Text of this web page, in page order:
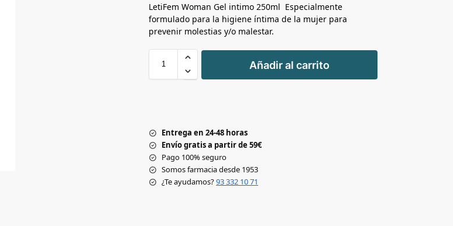
LetiFem Woman Gel intimo 250ml Especialmente
formulado para la higiene íntima de la mujer para
prevenir molestias y/o malestar.
+
-
Añadir al carrito
Entrega en 24-48 horas
Envío gratis a partir de 59€
Pago 100% seguro
Somos farmacia desde 1953
¿Te ayudamos?93 332 10 71